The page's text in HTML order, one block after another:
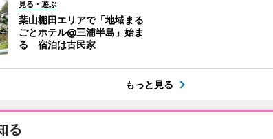
見る・遊ぶ
葉山棚田エリアで「地域まる
ごとホテル@三浦半島」始ま
る 宿泊は古民家
もっと見る
る